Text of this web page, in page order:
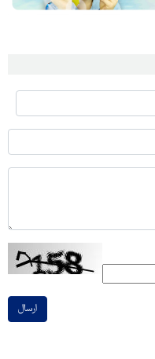
ارسال